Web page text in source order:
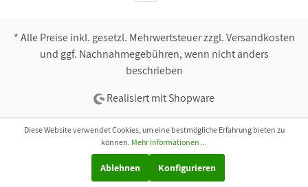
* Alle Preise inkl. gesetzl. Mehrwertsteuer zzgl. Versandkosten
und ggf. Nachnahmegebühren, wenn nicht anders
beschrieben
Realisiert mit Shopware
Diese Website verwendet Cookies, um eine bestmögliche Erfahrung bieten zu
können. Mehr Informationen ...
Ablehnen Konfigurieren